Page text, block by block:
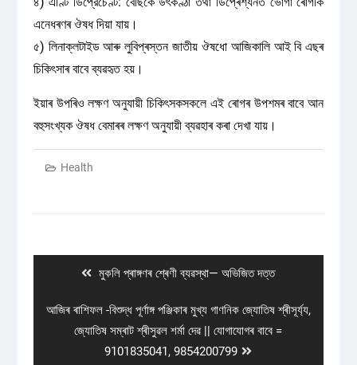
এনেধৰণৰ ঔষধ দিয়া যায়।
৫) লিনাক্লটাইড আৰু লুবিপ্ৰস্তন জাতীয় ঔষধো আজিকালি আই বি এছৰ
চিকিৎসাৰ বাবে ব্যৱহৃত হয়।
ইয়াৰ উপৰিও লক্ষণ অনুযায়ী চিকিৎসকসকলে এই ৰোগৰ উপশমৰ বাবে আন
বহুসংখ্যক ঔষধ বেমাৰৰ লক্ষণ অনুযায়ী ব্যৱহাৰ কৰা দেখা যায়।
Health
Previous
মুকলি প্ৰাঙ্গণৰ শ্ৰেণী ব্যৱস্থা— অভিজিত দত্ত
Next
আজিৰ ৰাশিফল -বিশুদ্ধ পূৰ্ণাঙ্গ পঞ্জিকাৰ মুখ্য গাণনিক জ্যোতিষ শ্ৰীসূৰ্য্য,
জ্যোতিষ সম্ৰাট শ্ৰীসুৱল শৰ্মা দেৱ || যোগাযোগৰ বাবে =
9101835041, 9854200799